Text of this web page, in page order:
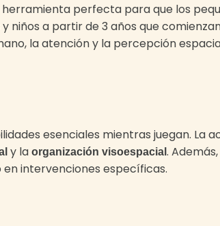
perfecta para que los
niños a partir de 3 años que
la atención y la percepción
esenciales mientras juegan. La
y laorganización visoespacial.
intervenciones específicas.